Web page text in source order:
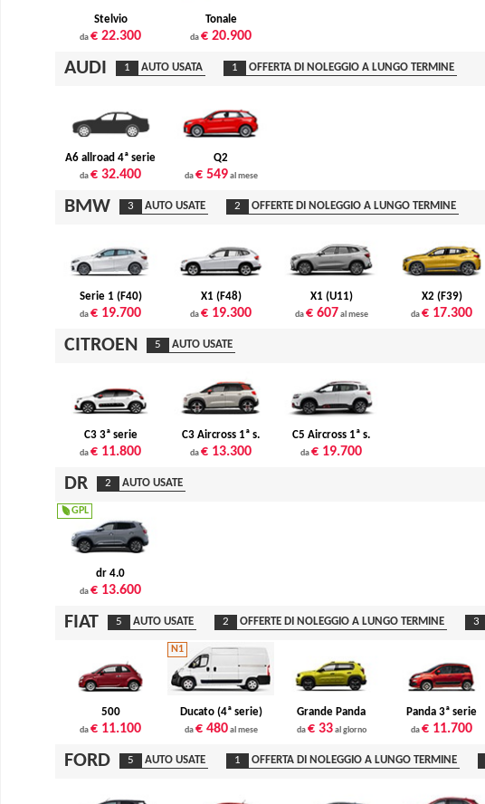
Stelvio
da € 22.300
Tonale
da € 20.900
AUDI 1 AUTO USATA 1 OFFERTA DI NOLEGGIO A LUNGO TERMINE
A6 allroad 4ª serie
da € 32.400
Q2
da € 549al mese
BMW 3 AUTO USATE 2 OFFERTE DI NOLEGGIO A LUNGO TERMINE
Serie 1 (F40)
da € 19.700
X1 (F48)
da € 19.300
X1 (U11)
da € 607 al mese
X2 (F39)
da € 17.300
CITROEN 5 AUTO USATE
C3 3ª serie
da € 11.800
C3 Aircross 1ª s.
da € 13.300
C5 Aircross 1ª s.
da € 19.700
DR 2 AUTO USATE
GPL
dr 4.0
da € 13.600
FIAT 5 AUTO USATE 2 OFFERTE DI NOLEGGIO A LUNGO TERMINE 3
500
da € 11.100
N1
Ducato (4ª serie)
da € 480al mese
Grande Panda
da € 33al giorno
Panda 3ª serie
da € 11.700
FORD 5 AUTO USATE 1 OFFERTA DI NOLEGGIO A LUNGO TERMINE